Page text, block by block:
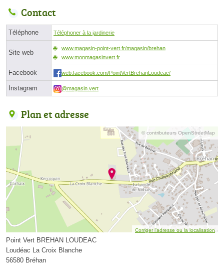
Contact
Téléphone Téléphoner à la jardinerie
Site web
www.magasin-point-vert.fr/magasin/brehan
www.monmagasinvert.fr
Facebook web.facebook.com/PointVertBrehanLoudeac/
Instagram @magasin.vert
Plan et adresse
© contributeurs OpenStreetMap
Corriger l’adresse ou la localisation
Point Vert BREHAN LOUDEAC
Loudéac La Croix Blanche
56580 Bréhan